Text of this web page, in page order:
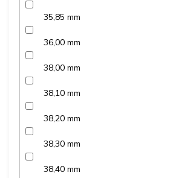
35,85 mm
36,00 mm
38,00 mm
38,10 mm
38,20 mm
38,30 mm
38,40 mm